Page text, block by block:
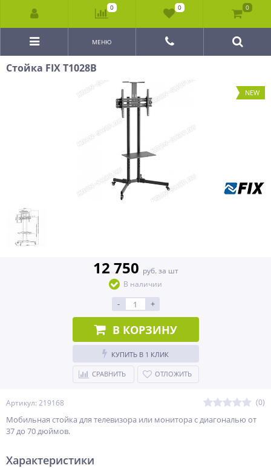
МЕНЮ
Стойка FIX T1028B
NEW
Артикул: 219168 (0)
Мобильная стойка для телевизора или монитора с диагональю от
37 до 70 дюймов.
12 750 руб. за шт
В наличии
- +
В КОРЗИНУ
КУПИТЬ В 1 КЛИК
СРАВНИТЬ ОТЛОЖИТЬ
Характеристики
0 0 0